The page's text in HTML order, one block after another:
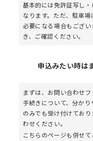
基本的には免許証写し
なります。ただ、駐車
必要になる場合もござ
き、ご確認ください。
申込みたい時は
まずは、お問い合わせ
手続きについて、分か
のみでも受け付けてお
わせください。
こちらのページも併